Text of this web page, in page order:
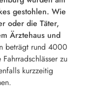
gestohlen. Wie
oder die Täter,
Ärztehaus und
beträgt rund 4000
zu
kurzzeitig